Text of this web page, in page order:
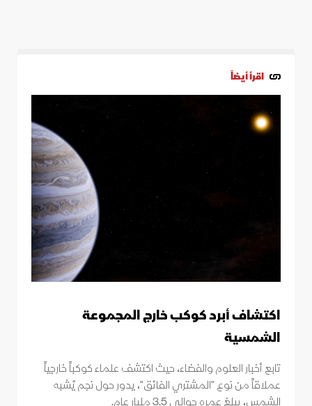
اقرأ أيضاً
اكتشاف أبرد كوكب خارج المجموعة
الشمسية
تابع أخبار العلوم والفضاء، حيث اكتشف علماء كوكباً خارجياً
عملاقاً من نوع "المشتري الفائق"، يدور حول نجم يُشبه
الشمس، يبلغ عمره حوالي 3.5 مليار عام.